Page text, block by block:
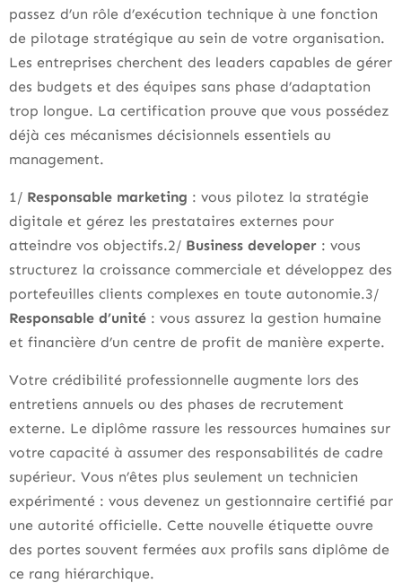
passez d’un rôle d’exécution technique à une fonction
de pilotage stratégique au sein de votre organisation.
Les entreprises cherchent des leaders capables de gérer
des budgets et des équipes sans phase d’adaptation
trop longue. La certification prouve que vous possédez
déjà ces mécanismes décisionnels essentiels au
management.
1/ Responsable marketing : vous pilotez la stratégie
digitale et gérez les prestataires externes pour
atteindre vos objectifs.2/ Business developer : vous
structurez la croissance commerciale et développez des
portefeuilles clients complexes en toute autonomie.3/
Responsable d’unité : vous assurez la gestion humaine
et financière d’un centre de profit de manière experte.
Votre crédibilité professionnelle augmente lors des
entretiens annuels ou des phases de recrutement
externe. Le diplôme rassure les ressources humaines sur
votre capacité à assumer des responsabilités de cadre
supérieur. Vous n’êtes plus seulement un technicien
expérimenté : vous devenez un gestionnaire certifié par
une autorité officielle. Cette nouvelle étiquette ouvre
des portes souvent fermées aux profils sans diplôme de
ce rang hiérarchique.